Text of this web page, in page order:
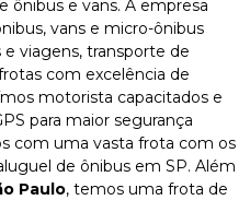
ônibus e vans. A empresa
vans e micro-ônibus
e viagens, transporte de
com excelência de
motorista capacitados e
para maior segurança
com uma vasta frota com os
de ônibus em SP. Além
Paulo, temos uma frota de